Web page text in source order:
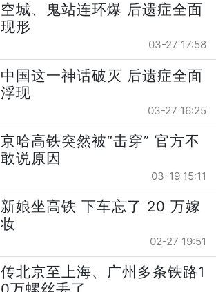
空城、鬼站连环爆 后遗症全面
现形
03-27 17:58
中国这一神话破灭 后遗症全面
浮现
03-27 16:25
京哈高铁突然被“击穿” 官方不
敢说原因
03-19 15:11
新娘坐高铁 下车忘了 20 万嫁
妆
02-27 19:51
传北京至上海、广州多条铁路1